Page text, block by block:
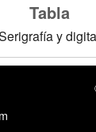
Tabla
y